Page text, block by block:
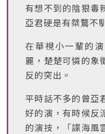
有想不到的陰狠毒
亞君硬是有桀鶩不
在華視小一輩的
麗，楚楚可憐的象
反的突出。
平時話不多的曾亞
好的演，有時候反
的演技，「諜海風